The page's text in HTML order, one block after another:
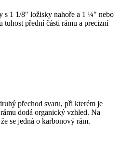
s 1 1/8" ložisky nahoře a 1 ¼" nebo
přední části rámu a precizní
přechod svaru, při kterém je
dodá organický vzhled. Na
se jedná o karbonový rám.